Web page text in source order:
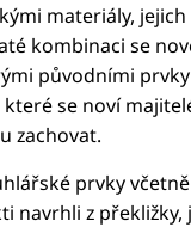
materiály, jejich
kombinaci se
původními
se noví
zachovat.
prvky
navrhli z překližky,